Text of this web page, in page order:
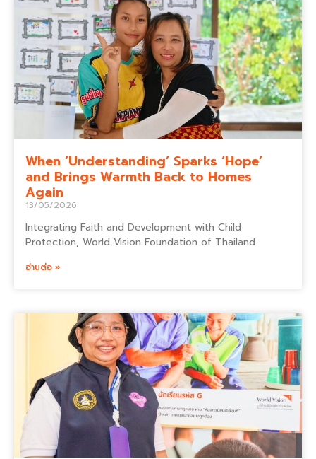
When ‘Understanding’ Sparks ‘Hope’
and Brings Warmth Back to Homes
Again
13/05/2026
Integrating Faith and Development with Child
Protection, World Vision Foundation of Thailand
อ่านต่อ »